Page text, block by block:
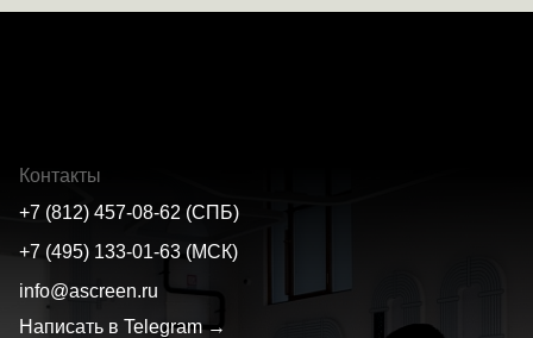
Контакты
+7 (812) 457-08-62 (СПБ)
+7 (495) 133-01-63 (МСК)
info@ascreen.ru
Написать в Telegram →